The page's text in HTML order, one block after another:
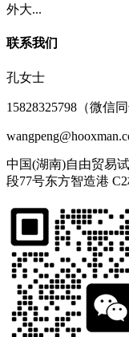
外大...
联系我们
孔女士
15828325798（微信同
中国(湖南)自由贸易
段77号东方智造港